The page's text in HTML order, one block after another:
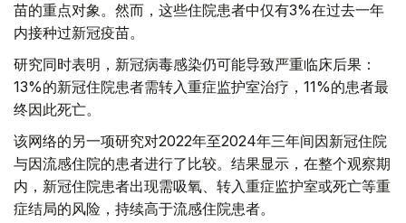
苗的重点对象。然而，这些住院患者中仅有3%在过去一年
内接种过新冠疫苗。
研究同时表明，新冠病毒感染仍可能导致严重临床后果：
13%的新冠住院患者需转入重症监护室治疗，11%的患者最
终因此死亡。
该网络的另一项研究对2022年至2024年三年间因新冠住院
与因流感住院的患者进行了比较。结果显示，在整个观察期
内，新冠住院患者出现需吸氧、转入重症监护室或死亡等重
症结局的风险，持续高于流感住院患者。